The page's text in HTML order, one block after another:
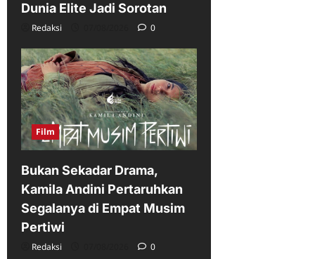
Dunia Elite Jadi Sorotan
Redaksi 0
Film
Bukan Sekadar Drama,
Kamila Andini Pertaruhkan
Segalanya di Empat Musim
Pertiwi
Redaksi 0